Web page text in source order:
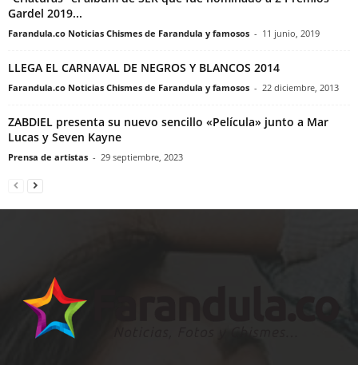
Gardel 2019...
Farandula.co Noticias Chismes de Farandula y famosos - 11 junio, 2019
LLEGA EL CARNAVAL DE NEGROS Y BLANCOS 2014
Farandula.co Noticias Chismes de Farandula y famosos - 22 diciembre, 2013
ZABDIEL presenta su nuevo sencillo «Película» junto a Mar
Lucas y Seven Kayne
Prensa de artistas - 29 septiembre, 2023